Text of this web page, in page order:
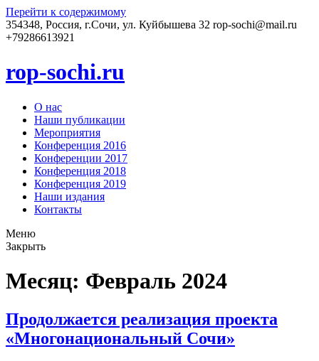
Перейти к содержимому
354348, Россия, г.Сочи, ул. Куйбышева 32 rop-sochi@mail.ru
+79286613921
rop-sochi.ru
О нас
Наши публикации
Мероприятия
Конференция 2016
Конференции 2017
Конференция 2018
Конференция 2019
Наши издания
Контакты
Меню
Закрыть
Месяц: Февраль 2024
Продолжается реализация проекта
«Многонациональный Сочи»